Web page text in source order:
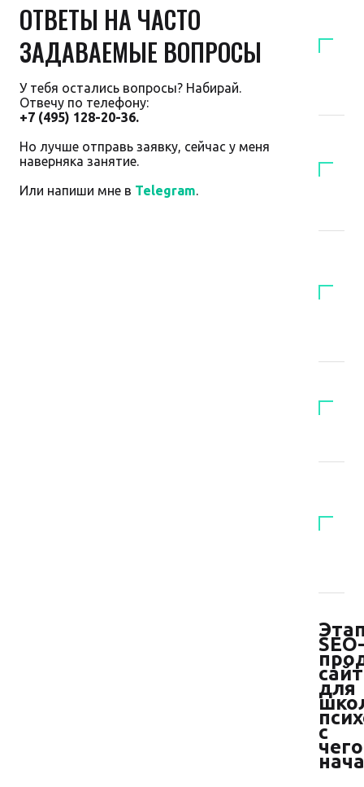
ОТВЕТЫ НА ЧАСТО
ЗАДАВАЕМЫЕ ВОПРОСЫ
У тебя остались вопросы? Набирай.
Отвечу по телефону:
+7 (495) 128-20-36.
Но лучше отправь заявку, сейчас у меня
наверняка занятие.
Или напиши мне в Telegram.
SEO-
для
с
чего